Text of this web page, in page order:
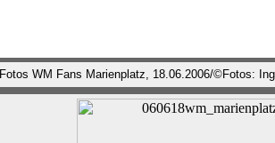
Fotos WM Fans Marienplatz, 18.06.2006/©Fotos: